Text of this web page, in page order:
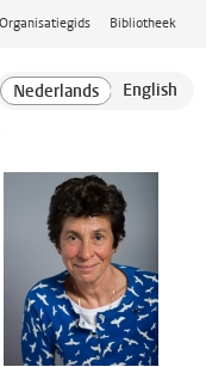
Organisatiegids Bibliotheek